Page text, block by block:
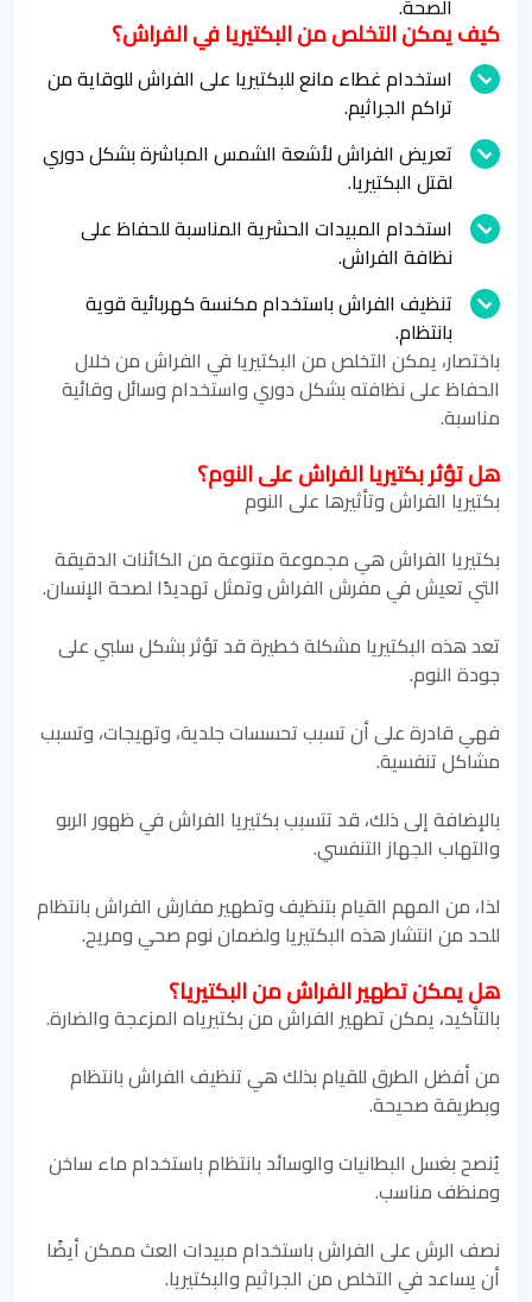
الصحة.
كيف يمكن التخلص من البكتيريا في الفراش؟
استخدام غطاء مانع للبكتيريا على الفراش للوقاية من
تراكم الجراثيم.
تعريض الفراش لأشعة الشمس المباشرة بشكل دوري
لقتل البكتيريا.
استخدام المبيدات الحشرية المناسبة للحفاظ على
نظافة الفراش.
تنظيف الفراش باستخدام مكنسة كهربائية قوية
بانتظام.
باختصار، يمكن التخلص من البكتيريا في الفراش من خلال
الحفاظ على نظافته بشكل دوري واستخدام وسائل وقائية
مناسبة.
هل تؤثر بكتيريا الفراش على النوم؟
بكتيريا الفراش وتأثيرها على النوم
بكتيريا الفراش هي مجموعة متنوعة من الكائنات الدقيقة
التي تعيش في مفرش الفراش وتمثل تهديدًا لصحة الإنسان.
تعد هذه البكتيريا مشكلة خطيرة قد تؤثر بشكل سلبي على
جودة النوم.
فهي قادرة على أن تسبب تحسسات جلدية، وتهيجات، وتسبب
مشاكل تنفسية.
بالإضافة إلى ذلك، قد تتسبب بكتيريا الفراش في ظهور الربو
والتهاب الجهاز التنفسي.
لذا، من المهم القيام بتنظيف وتطهير مفارش الفراش بانتظام
للحد من انتشار هذه البكتيريا ولضمان نوم صحي ومريح.
هل يمكن تطهير الفراش من البكتيريا؟
بالتأكيد، يمكن تطهير الفراش من بكتيرياه المزعجة والضارة.
من أفضل الطرق للقيام بذلك هي تنظيف الفراش بانتظام
وبطريقة صحيحة.
يُنصح بغسل البطانيات والوسائد بانتظام باستخدام ماء ساخن
ومنظف مناسب.
نصف الرش على الفراش باستخدام مبيدات العث ممكن أيضًا
أن يساعد في التخلص من الجراثيم والبكتيريا.